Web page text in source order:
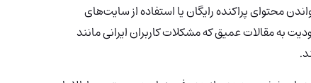
محتوای پراکنده رایگان یا استفاده از سایت‌های
به مقالات عمیق که مشکلات کاربران ایرانی مانند